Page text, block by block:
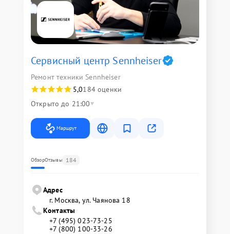
Сервисный центр Sennheiser
Ремонт техники Sennheiser
5,0184 оценки
Открыто до 21:00
Маршрут
ОбзорОтзывы 184
Адрес
г. Москва, ул. Чаянова 18
Контакты
+7 (495) 023-73-25
+7 (800) 100-33-26